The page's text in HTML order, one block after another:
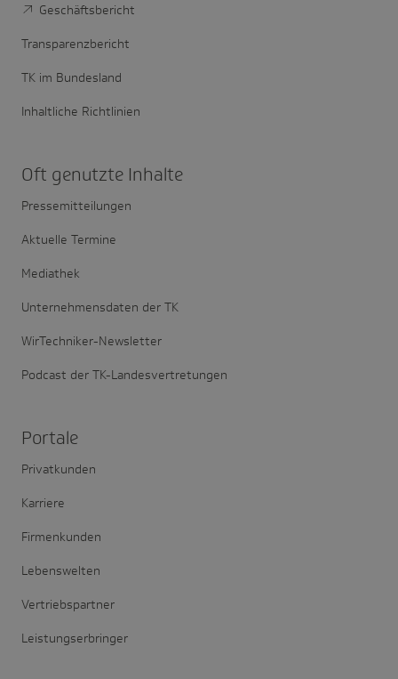
Geschäftsbericht
Transparenzbericht
TK im Bundesland
Inhaltliche Richtlinien
Oft genutzte Inhalte
Pressemitteilungen
Aktuelle Termine
Mediathek
Unternehmensdaten der TK
WirTechniker-Newsletter
Podcast der TK-Landesvertretungen
Portale
Privatkunden
Karriere
Firmenkunden
Lebenswelten
Vertriebspartner
Leistungserbringer